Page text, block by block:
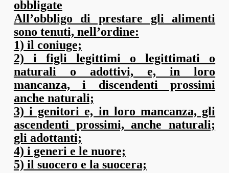
obbligate
All’obbligo di prestare gli alimenti
sono tenuti, nell’ordine:
1) il coniuge;
2) i figli legittimi o legittimati o
naturali o adottivi, e, in loro
mancanza, i discendenti prossimi
anche naturali;
3) i genitori e, in loro mancanza, gli
ascendenti prossimi, anche naturali;
gli adottanti;
4) i generi e le nuore;
5) il suocero e la suocera;